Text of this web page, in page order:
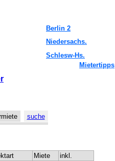
Berlin 2
Niedersachs.
Schlesw-Hs.
Mietertipps
suche
Miete
inkl.